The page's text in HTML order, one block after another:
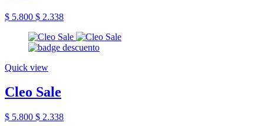
$ 5.800 $ 2.338
Quick view
Cleo Sale
$ 5.800 $ 2.338